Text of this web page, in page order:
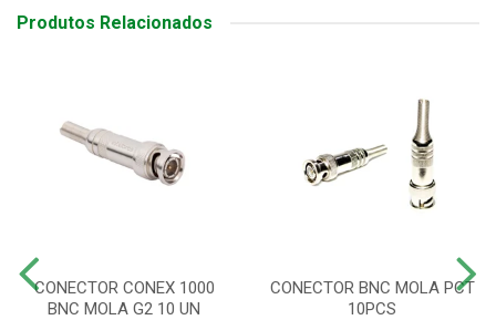
Produtos Relacionados
CONECTOR CONEX 1000
BNC MOLA G2 10 UN
CONECTOR BNC MOLA PCT
10PCS